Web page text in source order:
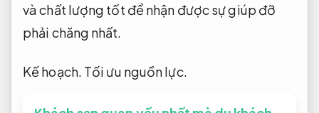
và chất lượng tốt để nhận được sự giúp đỡ
phải chăng nhất.
Kế hoạch. Tối ưu nguồn lực.